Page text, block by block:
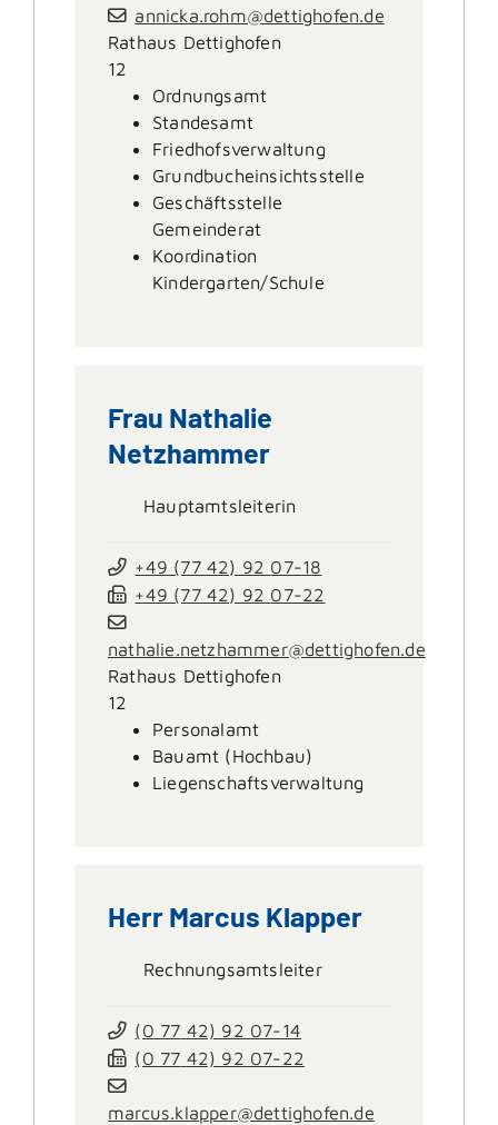
annicka.rohm@dettighofen.de
Rathaus Dettighofen
12
Ordnungsamt
Standesamt
Friedhofsverwaltung
Grundbucheinsichtsstelle
Geschäftsstelle
Gemeinderat
Koordination
Kindergarten/Schule
Frau Nathalie
Netzhammer
Hauptamtsleiterin
+49 (77 42) 92 07-18
+49 (77 42) 92 07-22
nathalie.netzhammer@dettighofen.de
Rathaus Dettighofen
12
Personalamt
Bauamt (Hochbau)
Liegenschaftsverwaltung
Herr Marcus Klapper
Rechnungsamtsleiter
(0 77 42) 92 07-14
(0 77 42) 92 07-22
marcus.klapper@dettighofen.de